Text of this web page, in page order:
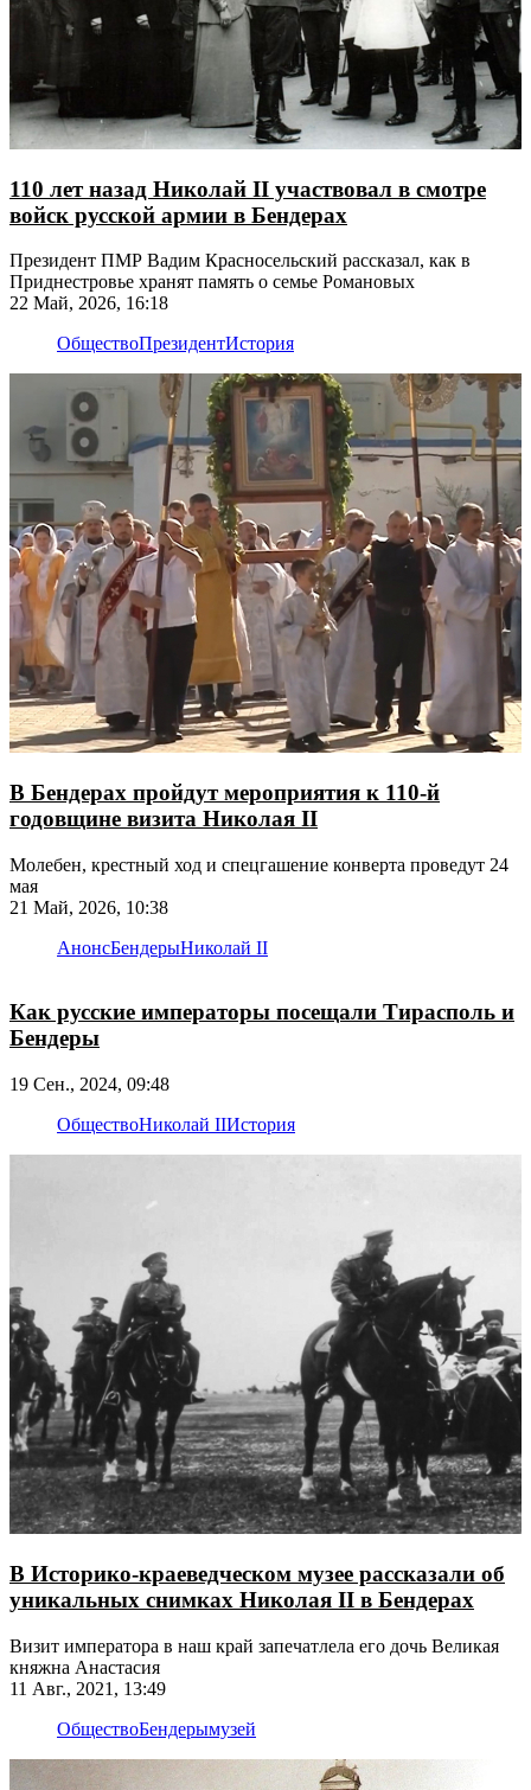
110 лет назад Николай II участвовал в смотре
войск русской армии в Бендерах
Президент ПМР Вадим Красносельский рассказал, как в
Приднестровье хранят память о семье Романовых
22 Май, 2026, 16:18
ОбществоПрезидентИстория
В Бендерах пройдут мероприятия к 110-й
годовщине визита Николая II
Молебен, крестный ход и спецгашение конверта проведут 24
мая
21 Май, 2026, 10:38
АнонсБендерыНиколай II
Как русские императоры посещали Тирасполь и
Бендеры
19 Сен., 2024, 09:48
ОбществоНиколай IIИстория
В Историко-краеведческом музее рассказали об
уникальных снимках Николая II в Бендерах
Визит императора в наш край запечатлела его дочь Великая
княжна Анастасия
11 Авг., 2021, 13:49
ОбществоБендерымузей